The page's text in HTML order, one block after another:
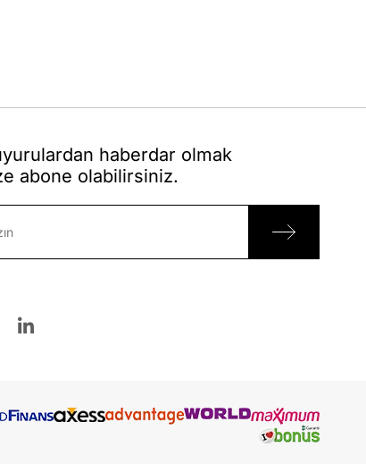
haberdar olmak
abone olabilirsiniz.